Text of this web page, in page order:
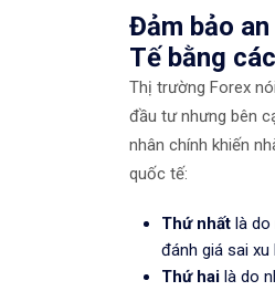
Đảm bảo
Tế bằng
Thị trường Forex
đầu tư nhưng bên
nhân chính khiến
quốc tế:
Thứ nhất là do
đánh giá sai
Thứ hai là do